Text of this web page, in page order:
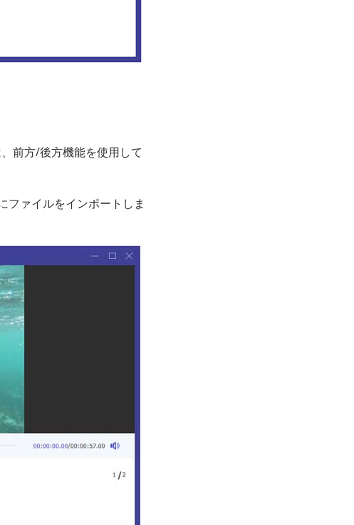
前方/後方機能を使用して
ファイルをインポートしま